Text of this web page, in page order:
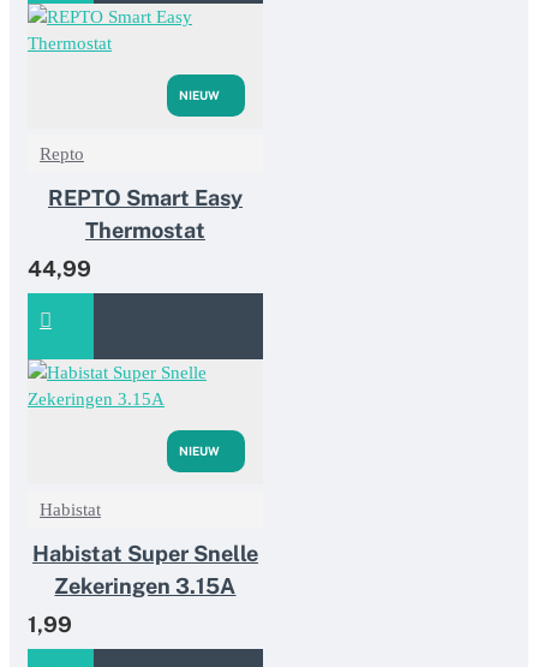
NIEUW
Repto
REPTO Smart Easy
Thermostat
44,99
NIEUW
Habistat
Habistat Super Snelle
Zekeringen 3.15A
1,99